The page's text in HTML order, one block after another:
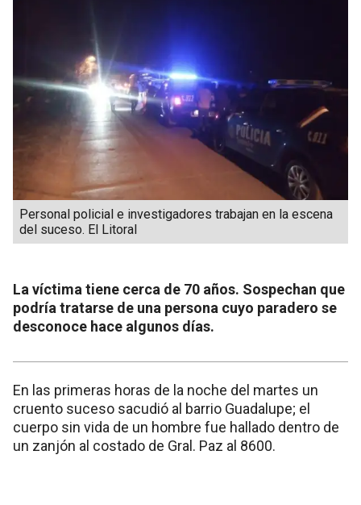
Personal policial e investigadores trabajan en la escena
del suceso. El Litoral
La víctima tiene cerca de 70 años. Sospechan que
podría tratarse de una persona cuyo paradero se
desconoce hace algunos días.
En las primeras horas de la noche del martes un
cruento suceso sacudió al barrio Guadalupe; el
cuerpo sin vida de un hombre fue hallado dentro de
un zanjón al costado de Gral. Paz al 8600.